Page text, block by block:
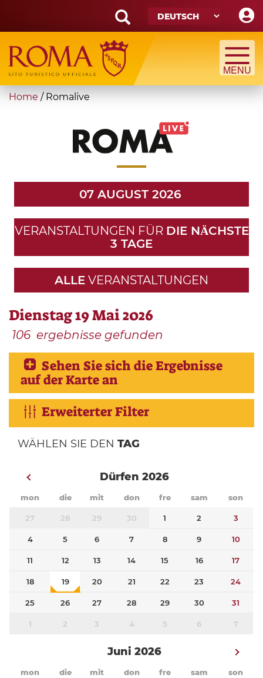
main
content
Search
form
Suche
You
Home / Romalive
07 AUGUST 2026
VERANSTALTUNGEN FÜR DIE NӒCHSTE
3 TAGE
ALLE VERANSTALTUNGEN
Dienstag 19 Mai 2026
106 ergebnisse gefunden
Sehen Sie sich die Ergebnisse
auf der Karte an
Erweiterter Filter
WÄHLEN SIE DEN TAG
Dürfen 2026
mon die mit don fre sam son
27 28 29 30 1 2 3
4 5 6 7 8 9 10
11 12 13 14 15 16 17
18 19 20 21 22 23 24
25 26 27 28 29 30 31
1 2 3 4 5 6 7
Juni 2026
mon die mit don fre sam son